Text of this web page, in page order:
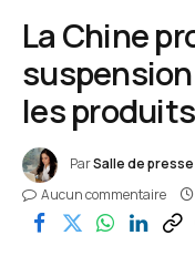
La Chine
les
ParSalle de presse
Aucun commentaire